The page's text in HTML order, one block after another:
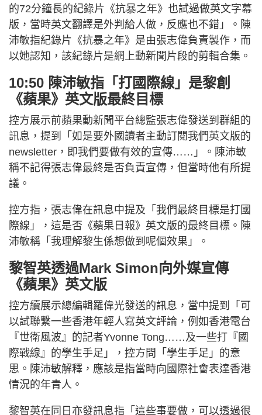
的72分鐘長的紀錄片《抗暴之年》也試過做英文字幕
版，當時英文翻譯是外判給人做，反應也不錯」。陳
沛敏指紀錄片《抗暴之年》是由張志偉負責製作，而
以她認知，該紀錄片是網上動新聞片段的剪輯合集。
10:50 陳沛敏指「打國際線」是黎創
《蘋果》英文版最終目標
控方展示前蘋果動新聞平台總監張志偉發送到群組的
訊息，提到「如是要外國讀者主動訂閱我們英文版的
newsletter，即我們要做有效的宣傳……」。陳沛敏
稱不記得張志偉最終是否負責宣傳，但當時他有所提
議。
控方指，張志偉在訊息中提及「我們最終目標是打國
際線」，這是否《蘋果日報》英文版的最終目標。陳
沛敏稱「我理解黎生係想做到呢個效果」。
黎智英透過Mark Simon向外媒宣傳
《蘋果》英文版
控方續展示總編輯羅偉光發送的訊息，當中提到「可
以試聯繫一些香港年輕人寫英文評論，例如香港電台
『世衛風波』的記者Yvonne Tong……及一些打『國
際戰線』的學生手足」，控方問「學生手足」的意
思。陳沛敏解釋，應該是指當時向國際社會表達香港
情況的年青人。
黎智英在同日亦發訊息指「這些事要做，可以透過很